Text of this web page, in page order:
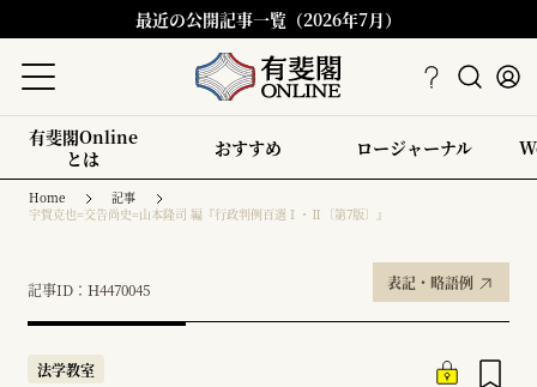
最近の公開記事一覧（2026年7月）
有斐閣Online
とは
おすすめ ロージャーナル
Home
記事
宇賀克也=交告尚史=山本隆司 編『行政判例百選Ⅰ・Ⅱ〔第7版〕』
記事ID：H4470045 表記・略語例
法学教室